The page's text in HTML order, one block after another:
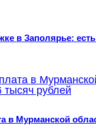
в Заполярье:
в Мурманской